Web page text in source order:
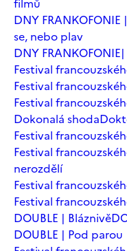
DNY
se, nebo plav
DNY
Festival
Festival
Festival
Dokonalá shoda
Festival
Festival
nerozdělí
Festival
Festival
DOUBLE | Bláznivě
DOUBLE | Pod parou